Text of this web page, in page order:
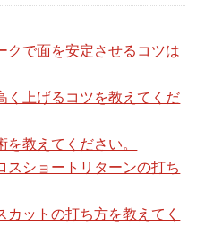
クで面を安定させるコツは
く上げるコツを教えてくだ
教えてください。
スショートリターンの打ち
ットの打ち方を教えてく